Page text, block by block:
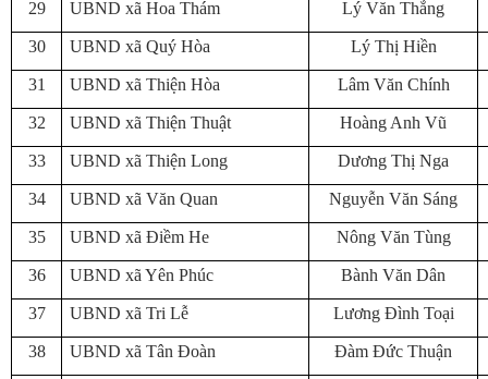
29 UBND xã Hoa Thám Lý Văn Thắng
30 UBND xã Quý Hòa Lý Thị Hiền
31 UBND xã Thiện Hòa Lâm Văn Chính
32 UBND xã Thiện Thuật Hoàng Anh Vũ
33 UBND xã Thiện Long Dương Thị Nga
34 UBND xã Văn Quan Nguyễn Văn Sáng
35 UBND xã Điềm He Nông Văn Tùng
36 UBND xã Yên Phúc Bành Văn Dân
37 UBND xã Tri Lễ Lương Đình Toại
38 UBND xã Tân Đoàn Đàm Đức Thuận